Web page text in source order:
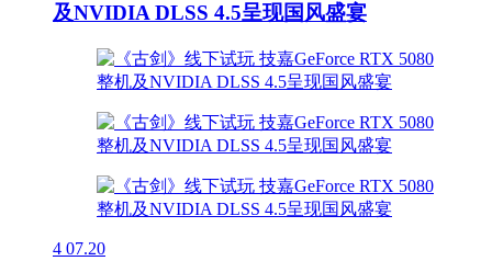
及NVIDIA DLSS 4.5呈现国风盛宴
4 07.20